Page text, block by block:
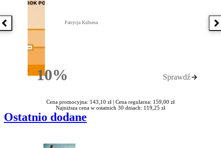
Poprzednia książka
10%Rabatu
Patrycja Kubiesa
Sprawdź
Cena promocyjna: 143,10 zł | Cena regularna: 159,00 zł
Najniższa cena w ostatnich 30 dniach: 119,25 zł
Ostatnio dodane